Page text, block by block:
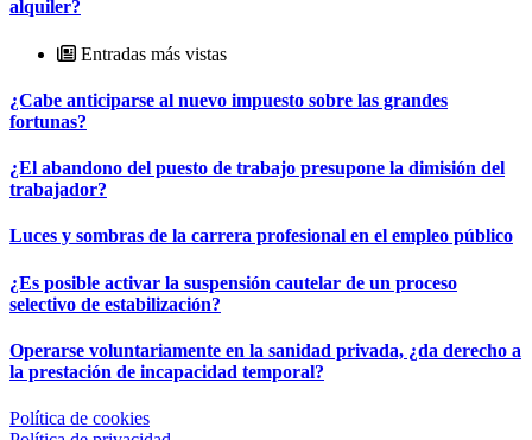
alquiler?
Entradas más vistas
¿Cabe anticiparse al nuevo impuesto sobre las grandes
fortunas?
¿El abandono del puesto de trabajo presupone la dimisión del
trabajador?
Luces y sombras de la carrera profesional en el empleo público
¿Es posible activar la suspensión cautelar de un proceso
selectivo de estabilización?
Operarse voluntariamente en la sanidad privada, ¿da derecho a
la prestación de incapacidad temporal?
Política de cookies